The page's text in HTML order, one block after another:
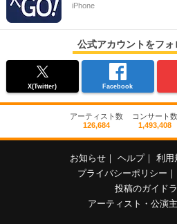
iPhone
公式アカウントをフォ
X(Twitter) Facebook
アーティスト数
126,684
コンサート数
1,493,408
お知らせ ヘルプ 利用
プライバシーポリシー
投稿のガイド
アーティスト・公演